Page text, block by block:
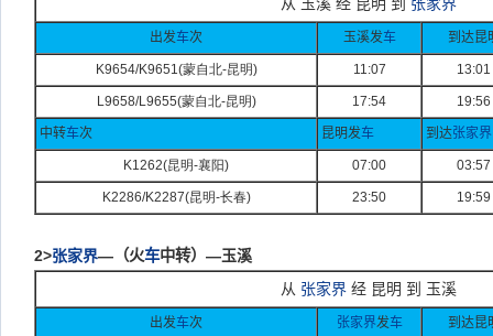
出发车次 玉溪发车 到达昆
K9654/K9651(蒙自北-昆明) 11:07 13:01
L9658/L9655(蒙自北-昆明) 17:54 19:56
中转车次 昆明发车 到达张家界
K1262(昆明-襄阳) 07:00 03:57
K2286/K2287(昆明-长春) 23:50 19:59
2>张家界— （火车中转） —玉溪
从 张家界 经 昆明 到 玉溪
出发车次 张家界发车 到达昆